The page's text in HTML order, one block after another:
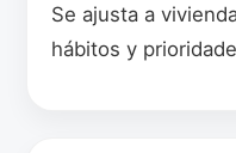
Se ajusta a
hábitos y